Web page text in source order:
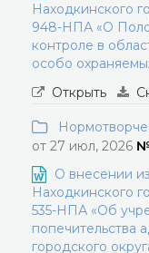
Находкинского
948-НПА «О
контроле в
особо
Открыть
от 27 июл, 2026
О внесении
Находкинского
535-НПА «Об
попечительства
городского